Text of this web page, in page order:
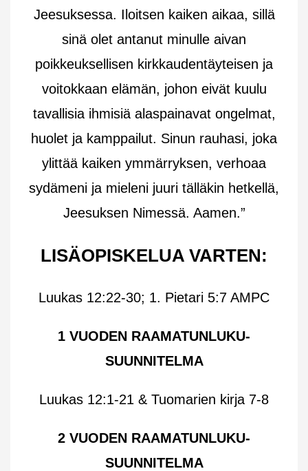
Jeesuksessa. Iloitsen kaiken aikaa, sillä
sinä olet antanut minulle aivan
poikkeuksellisen kirkkaudentäyteisen ja
voitokkaan elämän, johon eivät kuulu
tavallisia ihmisiä alaspainavat ongelmat,
huolet ja kamppailut. Sinun rauhasi, joka
ylittää kaiken ymmärryksen, verhoaa
sydämeni ja mieleni juuri tälläkin hetkellä,
Jeesuksen Nimessä. Aamen.”
LISÄOPISKELUA VARTEN:
Luukas 12:22-30; 1. Pietari 5:7 AMPC
1 VUODEN RAAMATUNLUKU-
SUUNNITELMA
Luukas 12:1-21 & Tuomarien kirja 7-8
2 VUODEN RAAMATUNLUKU-
SUUNNITELMA